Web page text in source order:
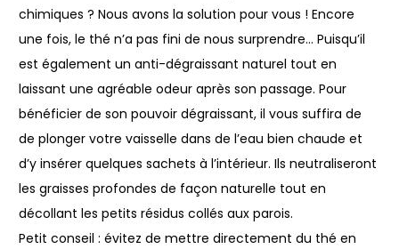
chimiques ? Nous avons la solution pour vous ! Encore
une fois, le thé n’a pas fini de nous surprendre… Puisqu’il
est également un anti-dégraissant naturel tout en
laissant une agréable odeur après son passage. Pour
bénéficier de son pouvoir dégraissant, il vous suffira de
de plonger votre vaisselle dans de l’eau bien chaude et
d’y insérer quelques sachets à l’intérieur. Ils neutraliseront
les graisses profondes de façon naturelle tout en
décollant les petits résidus collés aux parois.
Petit conseil : évitez de mettre directement du thé en